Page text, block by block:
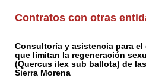
Contratos con otras
Consultoría y asistencia para
que limitan la regeneración
(Quercus ilex sub ballota) de
Sierra Morena